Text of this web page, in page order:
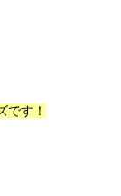
です！